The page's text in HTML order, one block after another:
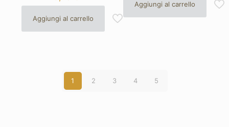
Aggiungi al carrello
Aggiungi al carrello
1 2 3 4 5